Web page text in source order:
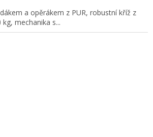
a opěrákem z PUR, robustní kříž z
mechanika s...